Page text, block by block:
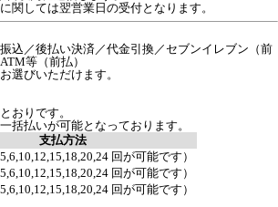
関しては翌営業日の受付となります。
込／後払い決済／代金引換／セブンイレブン（前
等（前払）
お選びいただけます。
おりです。
括払いが可能となっております。
支払方法
回が可能です）
回が可能です）
回が可能です）